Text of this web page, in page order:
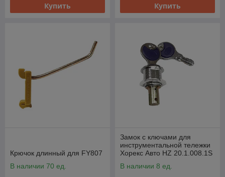
Купить Купить
Крючок длинный для FY807
В наличии 70 ед.
Замок с ключами для
инструментальной тележки
Хорекс Авто HZ 20.1.008.1S
В наличии 8 ед.